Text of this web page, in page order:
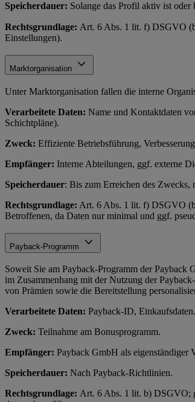
Speicherdauer: Solange das Profil aktiv ist
Rechtsgrundlage: Art. 6 Abs. 1 lit. f) DSGVO
Einstellungen).
Marktorganisation
Unter Marktorganisation fallen die interne
Verarbeitete Daten: Name und Kontaktdaten
Schichtpläne).
Zweck: Effiziente Betriebsführung,
Empfänger: Interne Abteilungen, ggf. externe
Speicherdauer: Bis zum Erreichen des Zwecks,
Rechtsgrundlage: Art. 6 Abs. 1 lit. f) DSGVO
Betroffenen, da Daten nur minimal und ggf.
Payback-Programm
Soweit Sie am Payback-Programm der
im Zusammenhang mit der Nutzung der
von Prämien sowie die Bereitstellung
Verarbeitete Daten: Payback-ID, Einkaufsdaten.
Zweck: Teilnahme am Bonusprogramm.
Empfänger: Payback GmbH als eigenständiger
Speicherdauer: Nach Payback-Richtlinien.
Rechtsgrundlage: Art. 6 Abs. 1 lit. b) DSGVO;